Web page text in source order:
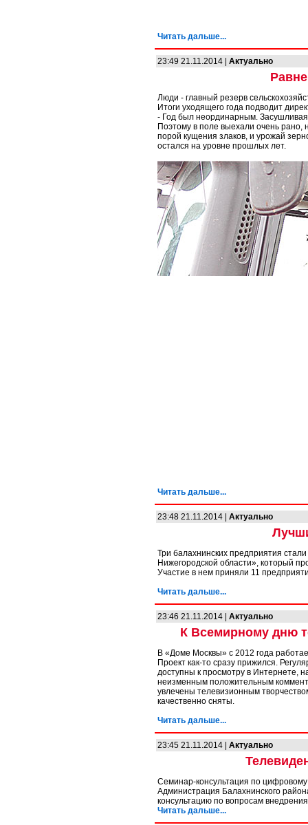
Читать дальше...
23:49 21.11.2014 | Актуально
Люди - главный резерв
Итоги уходящего года подводит
- Год был неординарным. Засушливая
Поэтому в поле выехали очень рано,
порой кущения злаков, и урожай
остался на уровне прошлых лет.
Читать дальше...
23:48 21.11.2014 | Актуально
Три балахнинских предприятия
Нижегородской области», который
Участие в нем приняли 11
Читать дальше...
23:46 21.11.2014 | Актуально
К Всемирному дню
В «Доме Москвы» с 2012 года
Проект как-то сразу прижился.
доступны к просмотру в Интернете,
неизменным положительным
увлечены телевизионным
качественно сняты.
Читать дальше...
23:45 21.11.2014 | Актуально
Семинар-консультация по
Администрация Балахнинского
консультацию по вопросам
Читать дальше...